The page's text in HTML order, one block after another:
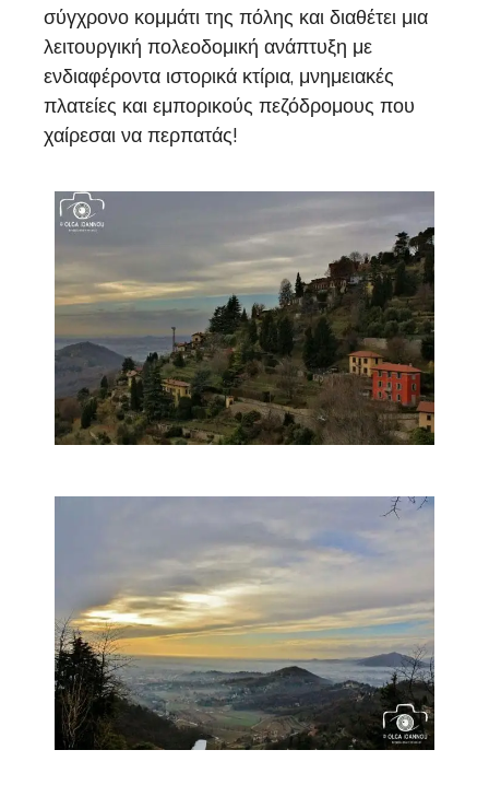
σύγχρονο κομμάτι της πόλης και διαθέτει μια
λειτουργική πολεοδομική ανάπτυξη με
ενδιαφέροντα ιστορικά κτίρια, μνημειακές
πλατείες και εμπορικούς πεζόδρομους που
χαίρεσαι να περπατάς!